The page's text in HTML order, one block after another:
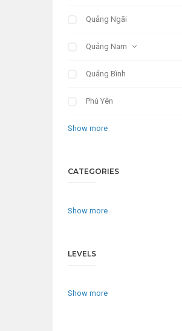
Quảng Ngãi
Quảng Nam
Quảng Bình
Phú Yên
Show more
CATEGORIES
Show more
LEVELS
Show more